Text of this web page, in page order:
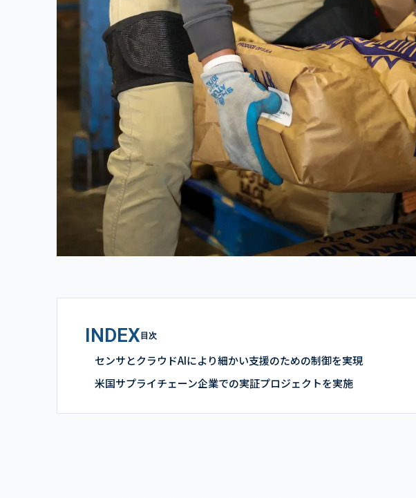
INDEX目次
センサとクラウドAIにより細かい支援のための制御を実現
米国サプライチェーン企業での実証プロジェクトを実施